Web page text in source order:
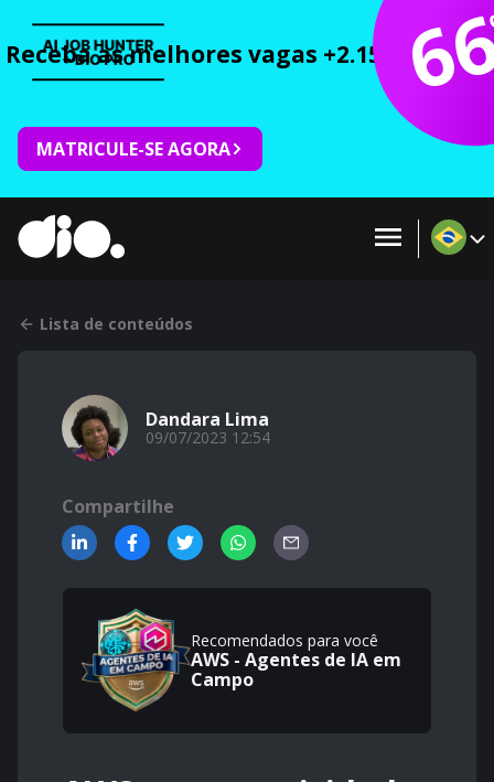
Receba as melhores vagas +2.150 cursos
MATRICULE-SE AGORA
Lista de conteúdos
Dandara Lima
09/07/2023 12:54
Compartilhe
Recomendados para você
AWS - Agentes de IA em
Campo